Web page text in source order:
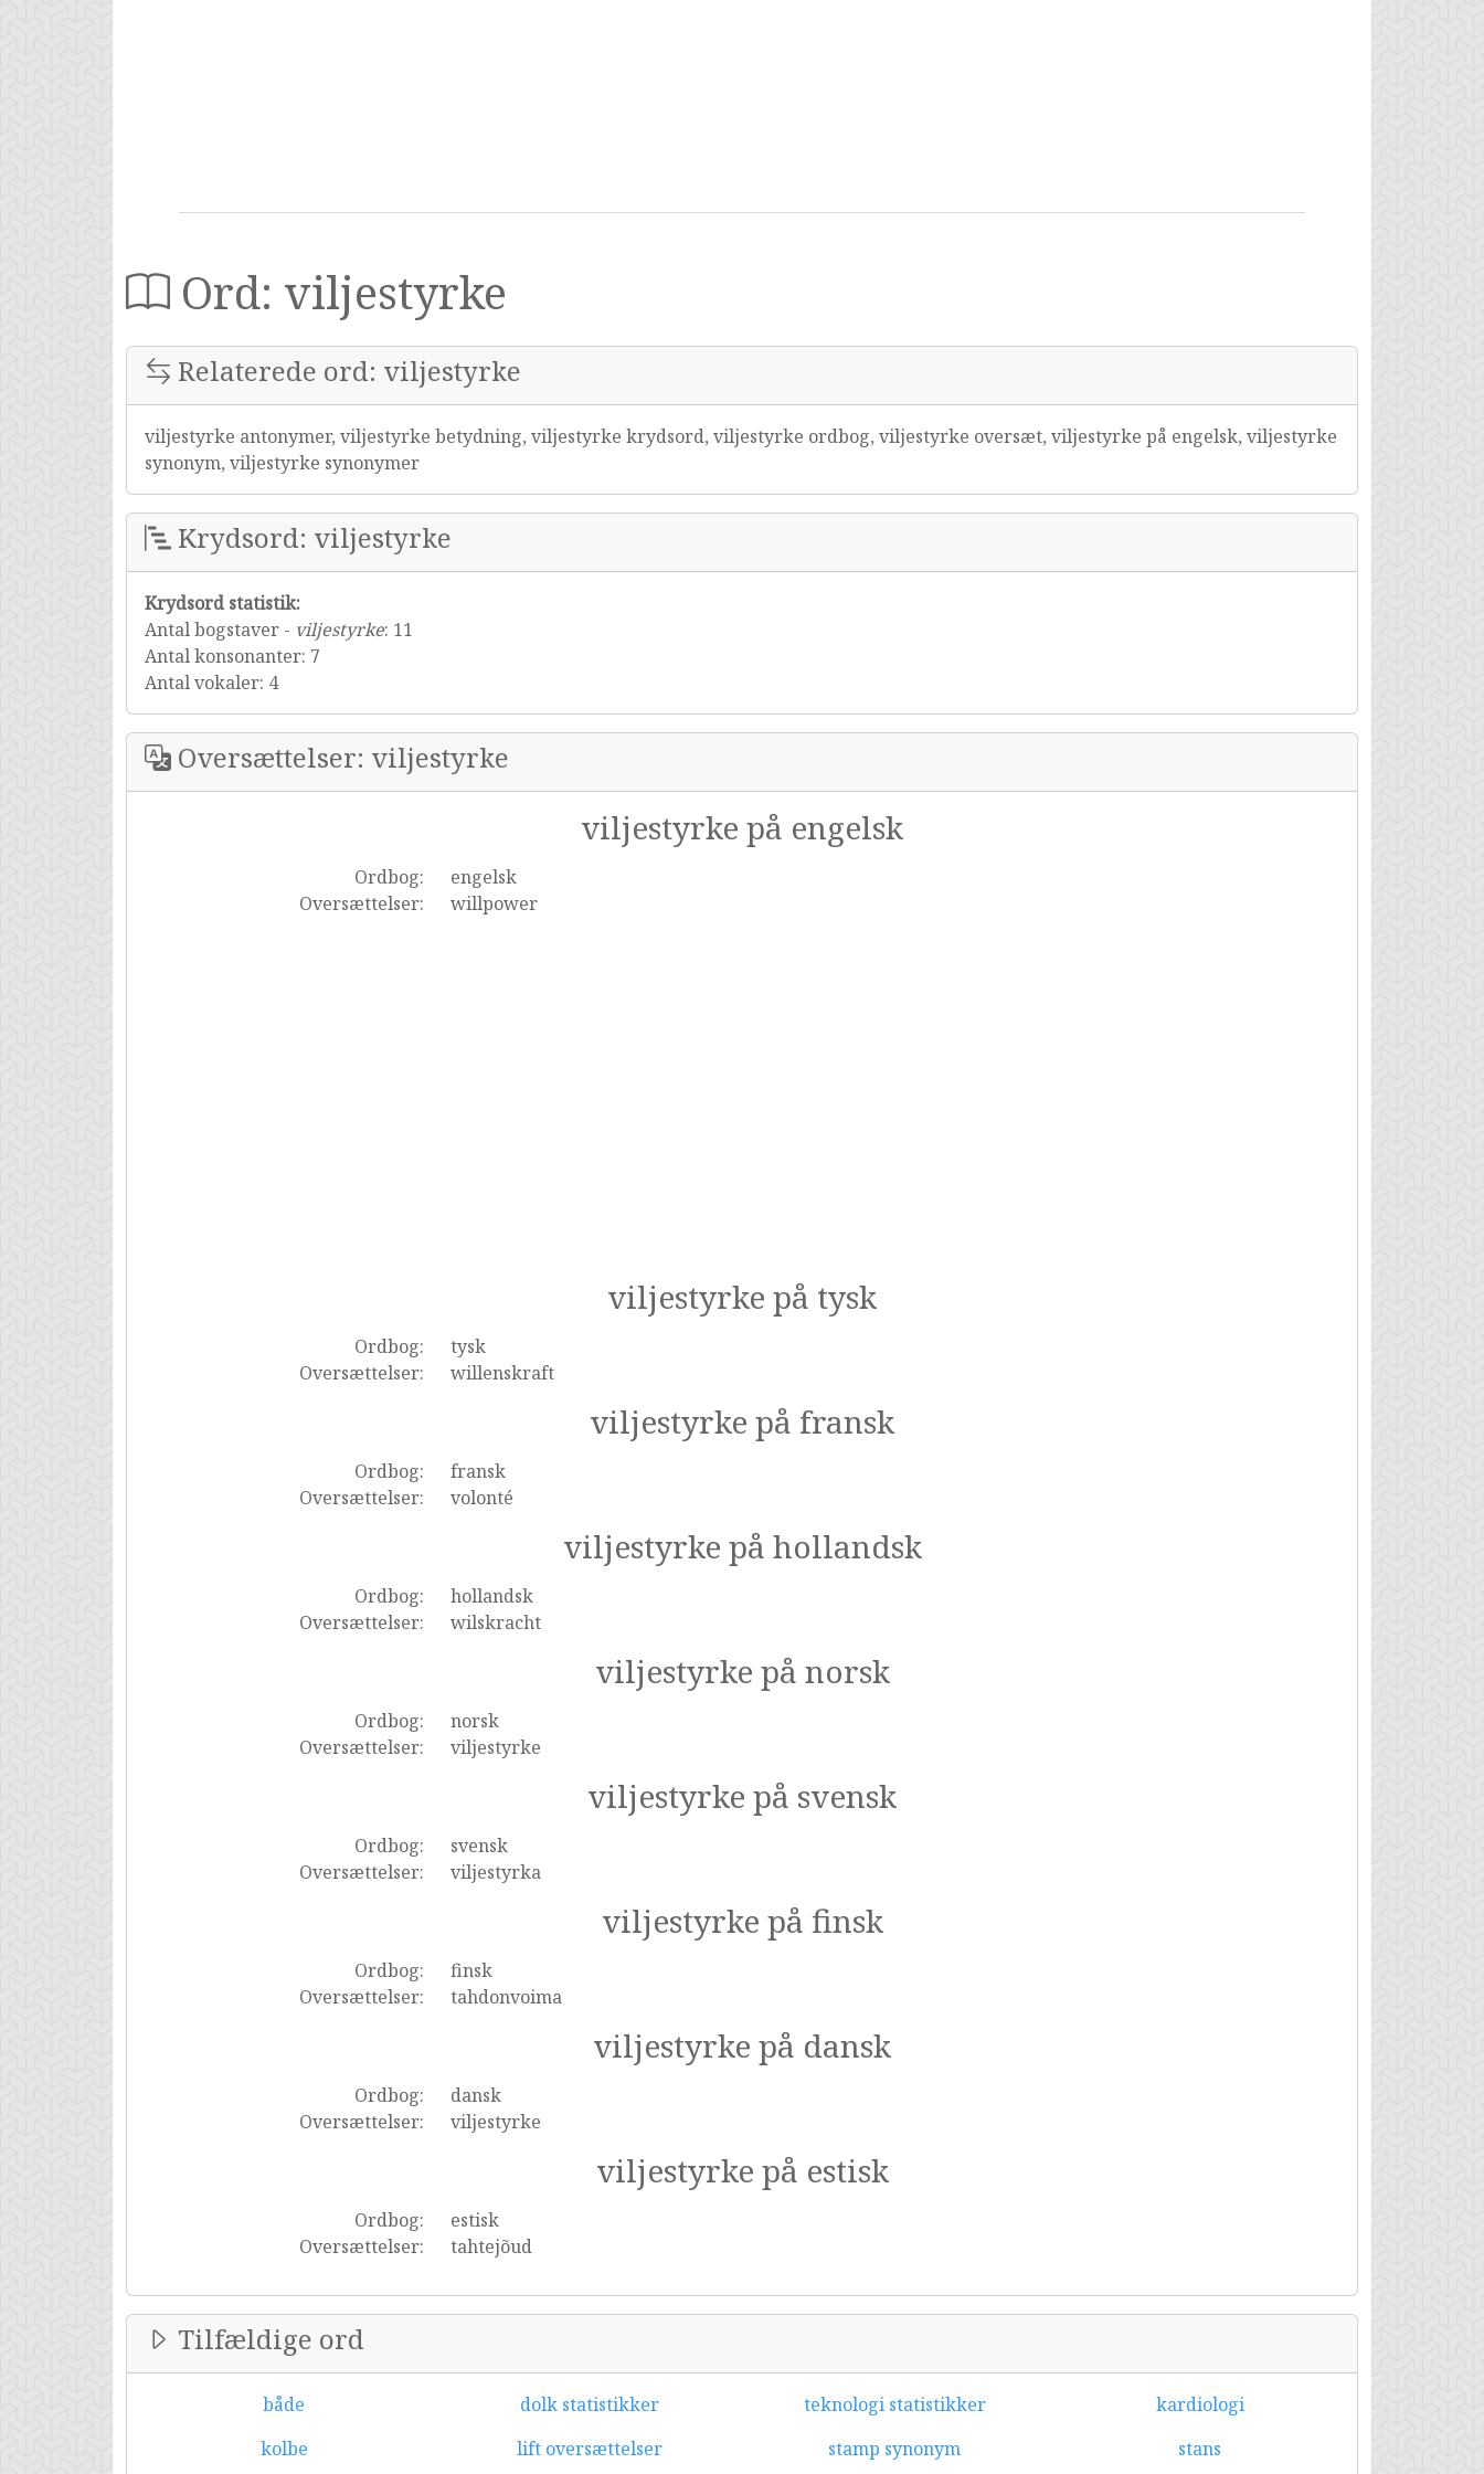
Ord: viljestyrke
Relaterede ord: viljestyrke
viljestyrke antonymer, viljestyrke betydning, viljestyrke krydsord, viljestyrke ordbog, viljestyrke oversæt, viljestyrke på engelsk, viljestyrke
synonym, viljestyrke synonymer
Krydsord: viljestyrke
Krydsord statistik:
Antal bogstaver - viljestyrke: 11
Antal konsonanter: 7
Antal vokaler: 4
Oversættelser: viljestyrke
viljestyrke på engelsk
Ordbog:
engelsk
Oversættelser:
willpower
viljestyrke på tysk
Ordbog:
tysk
Oversættelser:
willenskraft
viljestyrke på fransk
Ordbog:
fransk
Oversættelser:
volonté
viljestyrke på hollandsk
Ordbog:
hollandsk
Oversættelser:
wilskracht
viljestyrke på norsk
Ordbog:
norsk
Oversættelser:
viljestyrke
viljestyrke på svensk
Ordbog:
svensk
Oversættelser:
viljestyrka
viljestyrke på finsk
Ordbog:
finsk
Oversættelser:
tahdonvoima
viljestyrke på dansk
Ordbog:
dansk
Oversættelser:
viljestyrke
viljestyrke på estisk
Ordbog:
estisk
Oversættelser:
tahtejõud
Tilfældige ord
både dolk statistikker teknologi statistikker
kardiologi
kolbe
lift oversættelser stamp synonym stans